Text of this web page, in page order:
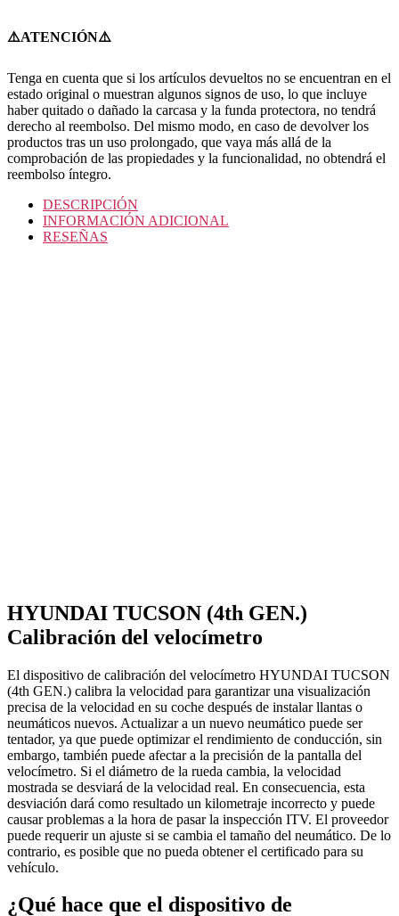
⚠️ATENCIÓN⚠️
Tenga en cuenta que si los artículos devueltos no se encuentran en el
estado original o muestran algunos signos de uso, lo que incluye
haber quitado o dañado la carcasa y la funda protectora, no tendrá
derecho al reembolso. Del mismo modo, en caso de devolver los
productos tras un uso prolongado, que vaya más allá de la
comprobación de las propiedades y la funcionalidad, no obtendrá el
reembolso íntegro.
DESCRIPCIÓN
INFORMACIÓN ADICIONAL
RESEÑAS
HYUNDAI TUCSON (4th GEN.)
Calibración del velocímetro
El dispositivo de calibración del velocímetro HYUNDAI TUCSON
(4th GEN.) calibra la velocidad para garantizar una visualización
precisa de la velocidad en su coche después de instalar llantas o
neumáticos nuevos. Actualizar a un nuevo neumático puede ser
tentador, ya que puede optimizar el rendimiento de conducción, sin
embargo, también puede afectar a la precisión de la pantalla del
velocímetro. Si el diámetro de la rueda cambia, la velocidad
mostrada se desviará de la velocidad real. En consecuencia, esta
desviación dará como resultado un kilometraje incorrecto y puede
causar problemas a la hora de pasar la inspección ITV. El proveedor
puede requerir un ajuste si se cambia el tamaño del neumático. De lo
contrario, es posible que no pueda obtener el certificado para su
vehículo.
¿Qué hace que el dispositivo de